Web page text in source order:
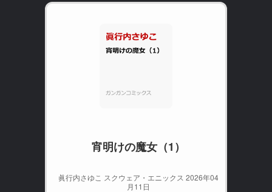
宵明けの魔女（1）
眞行内さゆこ スクウェア・エニックス 2026年04
月11日